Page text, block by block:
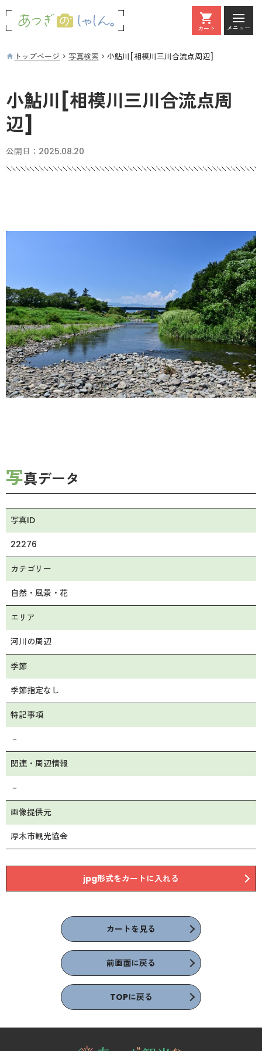
カート
カート メニュー
トップページ 写真検索 小鮎川[相模川三川合流点周辺]
小鮎川[相模川三川合流点周
辺]
公開日： 2025.08.20
写真データ
写真ID
22276
カテゴリー
自然・風景・花
エリア
河川の周辺
季節
季節指定なし
特記事項
－
関連・周辺情報
－
画像提供元
厚木市観光協会
jpg形式をカートに入れる
カートを見る
前画面に戻る
TOPに戻る